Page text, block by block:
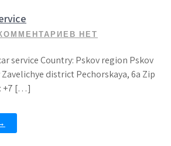
НЕТ
service Country: Pskov region Pskov
district Pechorskaya, 6a Zip
+7 […]